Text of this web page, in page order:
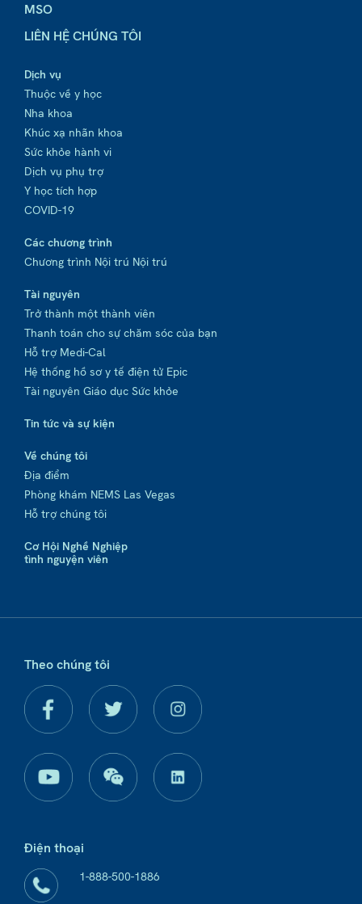
MSO
LIÊN HỆ CHÚNG TÔI
Dịch vụ
Thuộc về y học
Nha khoa
Khúc xạ nhãn khoa
Sức khỏe hành vi
Dịch vụ phụ trợ
Y học tích hợp
COVID-19
Các chương trình
Chương trình Nội trú Nội trú
Tài nguyên
Trở thành một thành viên
Thanh toán cho sự chăm sóc của bạn
Hỗ trợ Medi-Cal
Hệ thống hồ sơ y tế điện tử Epic
Tài nguyên Giáo dục Sức khỏe
Tin tức và sự kiện
Về chúng tôi
Địa điểm
Phòng khám NEMS Las Vegas
Hỗ trợ chúng tôi
Cơ Hội Nghề Nghiệp
tình nguyện viên
Theo chúng tôi
Điện thoại
1-888-500-1886